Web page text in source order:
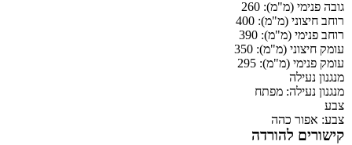
גובה פנימי (מ"מ): 260
רוחב חיצוני (מ"מ): 400
רוחב פנימי (מ"מ): 390
עומק חיצוני (מ"מ): 350
עומק פנימי (מ"מ): 295
מנגנון נעילה
מנגנון נעילה: מפתח
צבע
צבע: אפור כהה
קישורים להורדה